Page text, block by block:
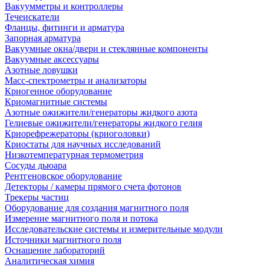
Вакуумметры и контроллеры
Течеискатели
Фланцы, фитинги и арматура
Запорная арматура
Вакуумные окна/двери и стеклянные компоненты
Вакуумные аксессуары
Азотные ловушки
Масс-спектрометры и анализаторы
Криогенное оборудование
Криомагнитные системы
Азотные ожижители/генераторы жидкого азота
Гелиевые ожижители/генераторы жидкого гелия
Криорефрежераторы (криоголовки)
Криостаты для научных исследований
Низкотемпературная термометрия
Сосуды дьюара
Рентгеновское оборудование
Детекторы / камеры прямого счета фотонов
Трекеры частиц
Оборудование для создания магнитного поля
Измерение магнитного поля и потока
Исследовательские системы и измерительные модули
Источники магнитного поля
Оснащение лабораторий
Аналитическая химия